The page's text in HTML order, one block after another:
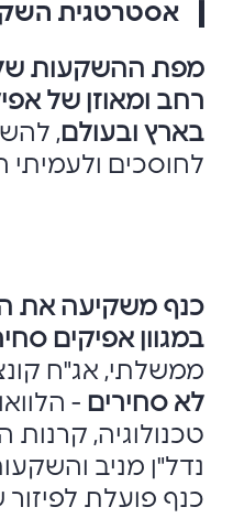
אסטרטגית
מפת ההשקעות של
רחב ומאוזן של
בארץ ובעולם,
לחוסכים
כנף משקיעה את
במגוון אפיקים
ממשלתי, אג"ח
לא סחירים -
טכנולוגיה,
נדל"ן מניב
כנף פועלת